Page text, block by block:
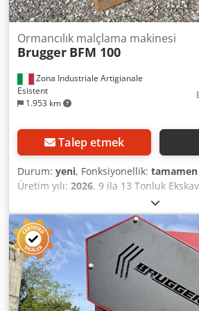
Zona Industriale Artigianale
Esistent
1.953 km
Ormancılık malçlama makinesi
Brugger BFM 100
Talep etmek
Durum: yeni, Fonksiyonellik:
Üretim yılı: 2026, 9 ila 13 Tonluk
Performanslı Ormanlık Alan Biçme
100, ormancılık, bahçe ve peyzaj
temizleme ve bakım işleri gibi zorlu
geliştirilmiştir. 1.000 mm çalışma
yaklaşık 250 mm çapa kadar olan
ve odun verimli bir şekilde
metal alet içeren büyük boyutlu rotor,
ile birleştiğinde, sorunsuz çalışma ve